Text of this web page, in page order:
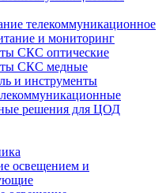
телекоммуникационное
и мониторинг
СКС оптические
СКС медные
и инструменты
решения для ЦОД
освещением и